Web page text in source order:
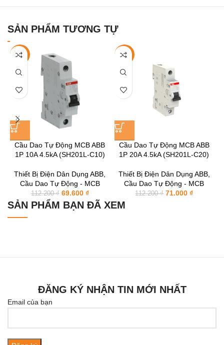
SẢN PHẨM TƯƠNG TỰ
-38%
Cầu Dao Tự Động MCB ABB
1P 10A 4.5kA (SH201L-C10)
Thiết Bị Điện Dân Dụng ABB,
Cầu Dao Tự Động - MCB
112.200₫ 69.600 ₫
-37%
Cầu Dao Tự Động MCB ABB
1P 20A 4.5kA (SH201L-C20)
Thiết Bị Điện Dân Dụng ABB,
Cầu Dao Tự Động - MCB
112.200₫ 71.000₫
SẢN PHẨM BẠN ĐÃ XEM
ĐĂNG KÝ NHẬN TIN MỚI NHẤT
Email của bạn